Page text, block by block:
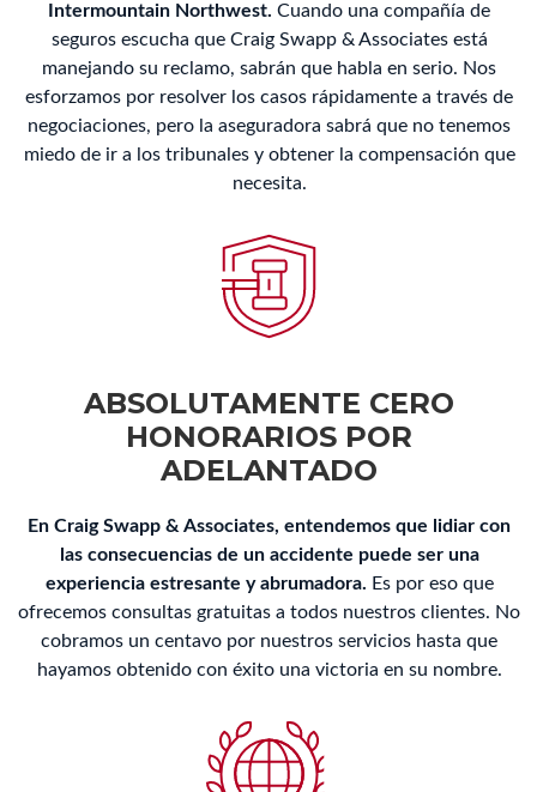
Intermountain Northwest. Cuando una compañía de
seguros escucha que Craig Swapp & Associates está
manejando su reclamo, sabrán que habla en serio. Nos
esforzamos por resolver los casos rápidamente a través de
negociaciones, pero la aseguradora sabrá que no tenemos
miedo de ir a los tribunales y obtener la compensación que
necesita.
ABSOLUTAMENTE CERO
HONORARIOS POR
ADELANTADO
En Craig Swapp & Associates, entendemos que lidiar con
las consecuencias de un accidente puede ser una
experiencia estresante y abrumadora. Es por eso que
ofrecemos consultas gratuitas a todos nuestros clientes. No
cobramos un centavo por nuestros servicios hasta que
hayamos obtenido con éxito una victoria en su nombre.